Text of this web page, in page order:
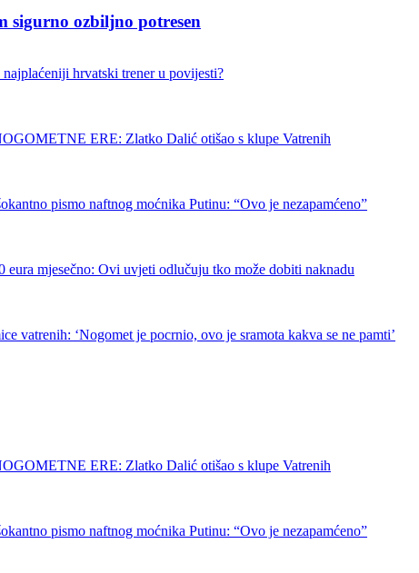
ozbiljno potresen
hrvatski trener u povijesti?
ERE: Zlatko Dalić otišao s klupe Vatrenih
pismo naftnog moćnika Putinu: “Ovo je nezapamćeno”
eura mjesečno: Ovi uvjeti odlučuju tko može dobiti naknadu
vatrenih: ‘Nogomet je pocrnio, ovo je sramota kakva se ne pamti’
ERE: Zlatko Dalić otišao s klupe Vatrenih
pismo naftnog moćnika Putinu: “Ovo je nezapamćeno”